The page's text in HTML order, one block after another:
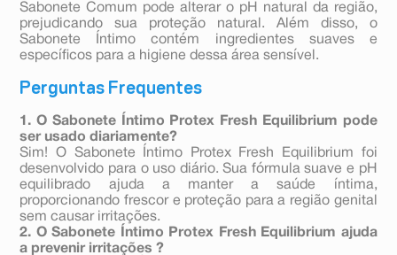
Sabonete Comum pode alterar o pH natural da região,
prejudicando sua proteção natural. Além disso, o
Sabonete Íntimo contém ingredientes suaves e
específicos para a higiene dessa área sensível.
Perguntas Frequentes
1. O Sabonete Íntimo Protex Fresh Equilibrium pode
ser usado diariamente?
Sim! O Sabonete Íntimo Protex Fresh Equilibrium foi
desenvolvido para o uso diário. Sua fórmula suave e pH
equilibrado ajuda a manter a saúde íntima,
proporcionando frescor e proteção para a região genital
sem causar irritações.
2. O Sabonete Íntimo Protex Fresh Equilibrium ajuda
a prevenir irritações ?